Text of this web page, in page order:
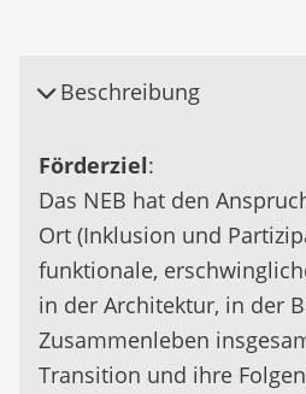
Beschreibung
Förderziel:
Das NEB hat den
Ort (Inklusion und
funktionale,
in der Architektur, in der
Zusammenleben
Transition und ihre